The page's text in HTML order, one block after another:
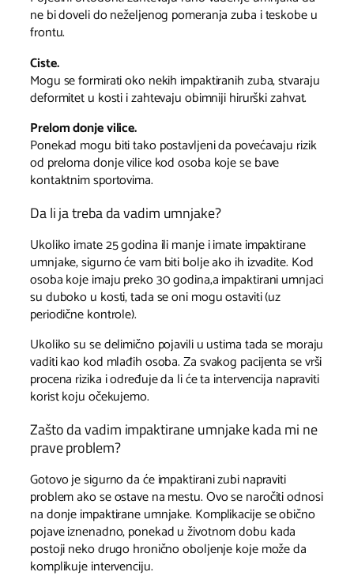
ne bi doveli do neželjenog pomeranja zuba i teskobe u
frontu.
Ciste.
Mogu se formirati oko nekih impaktiranih zuba, stvaraju
deformitet u kosti i zahtevaju obimniji hirurški zahvat.
Prelom donje vilice.
Ponekad mogu biti tako postavljeni da povećavaju rizik
od preloma donje vilice kod osoba koje se bave
kontaktnim sportovima.
Da li ja treba da vadim umnjake?
Ukoliko imate 25 godina ili manje i imate impaktirane
umnjake, sigurno će vam biti bolje ako ih izvadite. Kod
osoba koje imaju preko 30 godina,a impaktirani umnjaci
su duboko u kosti, tada se oni mogu ostaviti (uz
periodične kontrole).
Ukoliko su se delimično pojavili u ustima tada se moraju
vaditi kao kod mlađih osoba. Za svakog pacijenta se vrši
procena rizika i određuje da li će ta intervencija napraviti
korist koju očekujemo.
Zašto da vadim impaktirane umnjake kada mi ne
prave problem?
Gotovo je sigurno da će impaktirani zubi napraviti
problem ako se ostave na mestu. Ovo se naročiti odnosi
na donje impaktirane umnjake. Komplikacije se obično
pojave iznenadno, ponekad u životnom dobu kada
postoji neko drugo hronično oboljenje koje može da
komplikuje intervenciju.